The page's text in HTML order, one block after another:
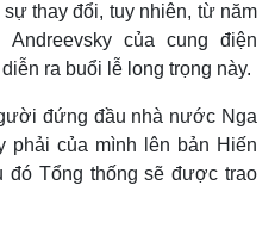
thay đổi, tuy nhiên, từ năm
của cung điện
ra buổi lễ long trọng này.
đứng đầu nhà nước Nga
phải của mình lên bản Hiến
đó Tổng thống sẽ được trao